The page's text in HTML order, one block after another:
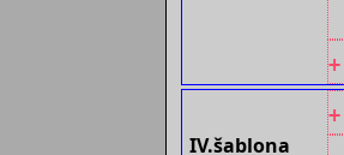
+
IV.šablona
+